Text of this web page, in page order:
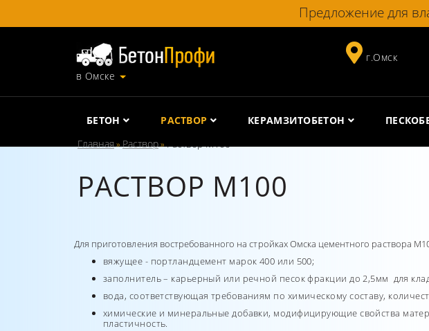
Предложение для
в Омске
г.Омск
БЕТОН РАСТВОР КЕРАМЗИТОБЕТОН
Главная»Раствор»Раствор М100
РАСТВОР М100
Для приготовления востребованного на стройках Омска цементного раствора
вяжущее - портландцемент марок 400 или 500;
заполнитель – карьерный или речной песок фракции до 2,5мм для
вода, соответствующая требованиям по химическому составу,
химические и минеральные добавки, модифицирующие свойства
пластичность.